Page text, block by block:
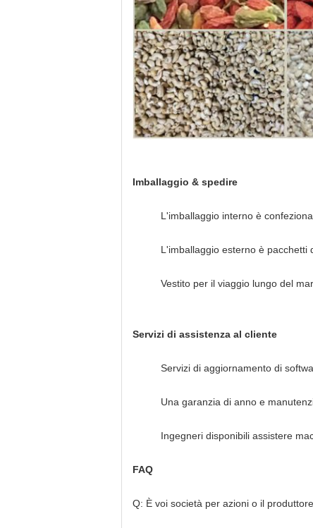
Imballaggio & spedire
L'imballaggio interno è
L'imballaggio esterno è pacchetti
Vestito per il viaggio lungo del
Servizi di assistenza al cliente
Servizi di aggiornamento di
Una garanzia di anno e
Ingegneri disponibili assistere
FAQ
Q: È voi società per azioni o il